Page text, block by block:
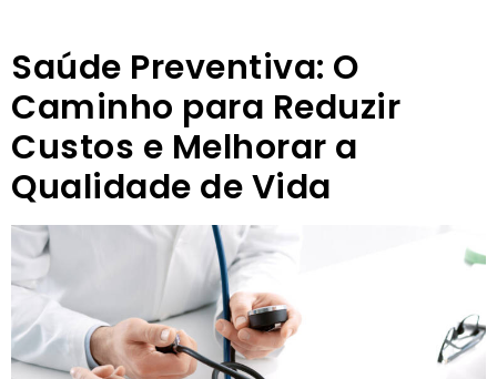
Saúde Preventiva: O
Caminho para Reduzir
Custos e Melhorar a
Qualidade de Vida